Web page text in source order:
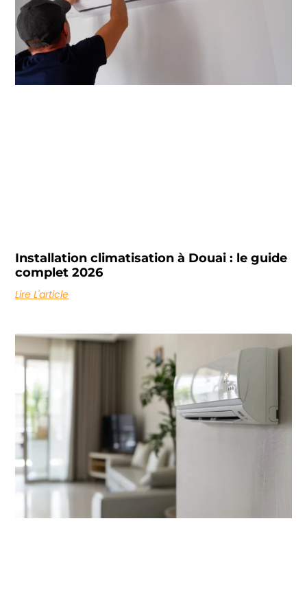
Installation climatisation à Douai : le guide
complet 2026
Lire L'article